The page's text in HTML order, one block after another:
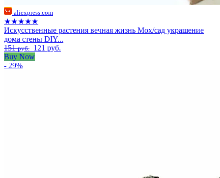
aliexpress.com
★★★★★
Искусственные растения вечная жизнь Мох/сад украшение
дома стены DIY...
151руб. 121 руб.
Buy Now
- 29%